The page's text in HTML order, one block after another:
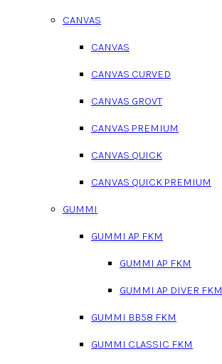
CANVAS
CANVAS
CANVAS CURVED
CANVAS GROVT
CANVAS PREMIUM
CANVAS QUICK
CANVAS QUICK PREMIUM
GUMMI
GUMMI AP FKM
GUMMI AP FKM
GUMMI AP DIVER FKM
GUMMI BB58 FKM
GUMMI CLASSIC FKM